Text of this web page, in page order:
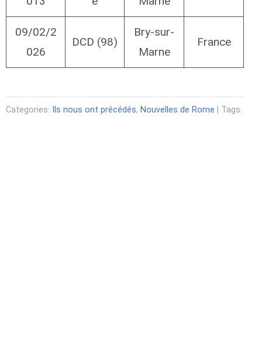
09/02/2
026
DCD (98)
Bry-sur-
Marne
France
Categories: Ils nous ont précédés, Nouvelles de Rome | Tags: